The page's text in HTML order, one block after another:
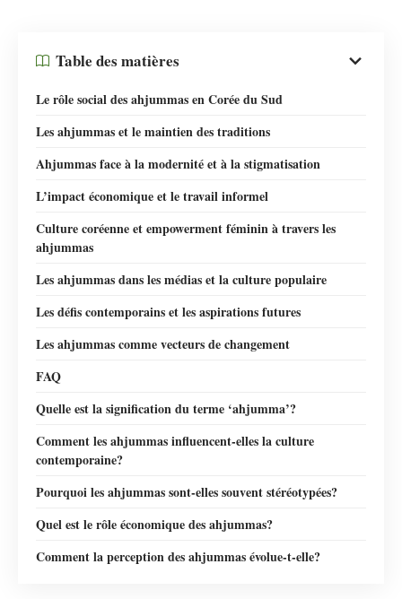
Table des matières
Le rôle social des ahjummas en Corée du Sud
Les ahjummas et le maintien des traditions
Ahjummas face à la modernité et à la stigmatisation
L’impact économique et le travail informel
Culture coréenne et empowerment féminin à travers les
ahjummas
Les ahjummas dans les médias et la culture populaire
Les défis contemporains et les aspirations futures
Les ahjummas comme vecteurs de changement
FAQ
Quelle est la signification du terme ‘ahjumma’?
Comment les ahjummas influencent-elles la culture
contemporaine?
Pourquoi les ahjummas sont-elles souvent stéréotypées?
Quel est le rôle économique des ahjummas?
Comment la perception des ahjummas évolue-t-elle?